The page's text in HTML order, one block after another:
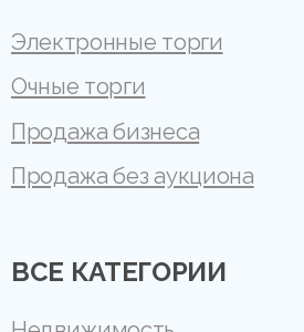
Электронные торги
Очные торги
Продажа бизнеса
Продажа без аукциона
ВСЕ КАТЕГОРИИ